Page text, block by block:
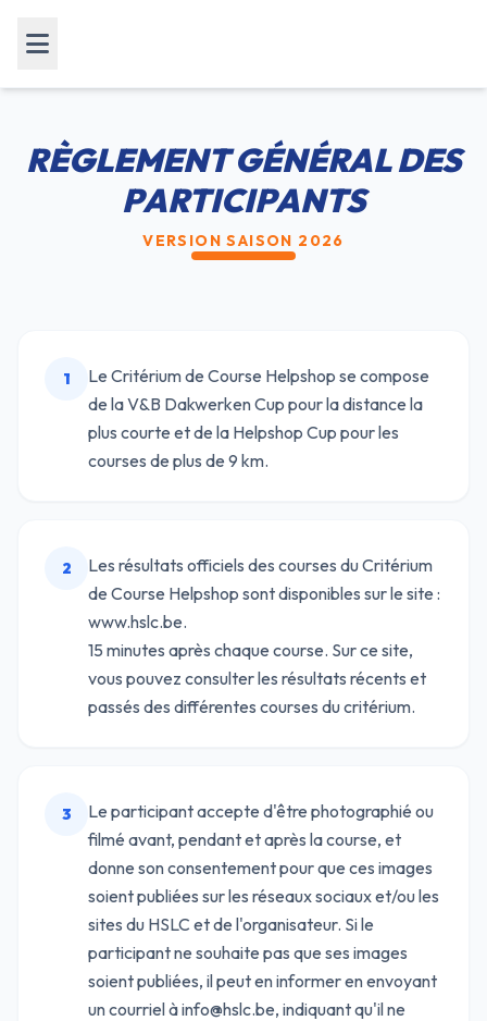
RÈGLEMENT GÉNÉRAL DES
PARTICIPANTS
VERSION SAISON 2026
1
Le Critérium de Course Helpshop se compose
de la V&B Dakwerken Cup pour la distance la
plus courte et de la Helpshop Cup pour les
courses de plus de 9 km.
2
Les résultats officiels des courses du Critérium
de Course Helpshop sont disponibles sur le site :
www.hslc.be.
15 minutes après chaque course. Sur ce site,
vous pouvez consulter les résultats récents et
passés des différentes courses du critérium.
3
Le participant accepte d'être photographié ou
filmé avant, pendant et après la course, et
donne son consentement pour que ces images
soient publiées sur les réseaux sociaux et/ou les
sites du HSLC et de l'organisateur. Si le
participant ne souhaite pas que ses images
soient publiées, il peut en informer en envoyant
un courriel à info@hslc.be, indiquant qu'il ne